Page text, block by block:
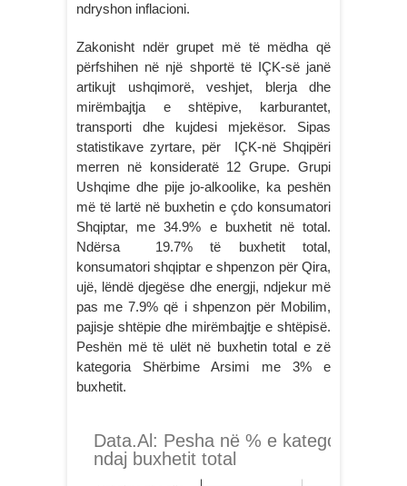
ndryshon inflacioni.
Zakonisht ndër grupet më të mëdha që
përfshihen në një shportë të IÇK-së janë
artikujt ushqimorë, veshjet, blerja dhe
mirëmbajtja e shtëpive, karburantet,
transporti dhe kujdesi mjekësor. Sipas
statistikave zyrtare, për IÇK-në Shqipëri
merren në konsideratë 12 Grupe. Grupi
Ushqime dhe pije jo-alkoolike, ka peshën
më të lartë në buxhetin e çdo konsumatori
Shqiptar, me 34.9% e buxhetit në total.
Ndërsa 19.7% të buxhetit total,
konsumatori shqiptar e shpenzon për Qira,
ujë, lëndë djegëse dhe energji, ndjekur më
pas me 7.9% që i shpenzon për Mobilim,
pajisje shtëpie dhe mirëmbajtje e shtëpisë.
Peshën më të ulët në buxhetin total e zë
kategoria Shërbime Arsimi me 3% e
buxhetit.